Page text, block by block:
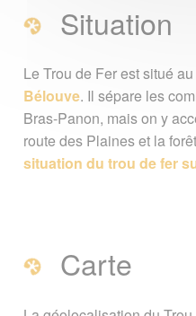
Situation
Le Trou de Fer est situé
Bélouve. Il sépare les
Bras-Panon, mais on y
route des Plaines et la
situation du trou de fer
Carte